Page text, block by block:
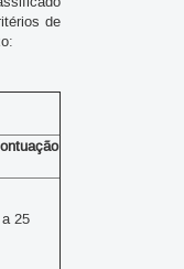
de
25